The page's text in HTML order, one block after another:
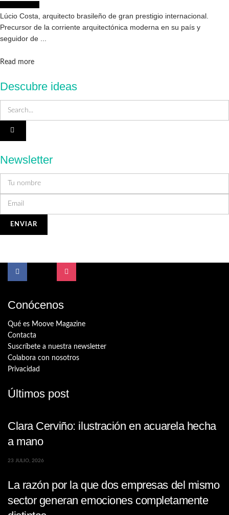
Lúcio Costa, arquitecto brasileño de gran prestigio internacional.
Precursor de la corriente arquitectónica moderna en su país y
seguidor de ...
Read moreDetails
Descubre ideas
Newsletter
Conócenos
Qué es Moove Magazine
Contacta
Suscríbete a nuestra newsletter
Colabora con nosotros
Privacidad
Últimos post
Clara Cerviño: ilustración en acuarela hecha
a mano
23 JULIO, 2026
La razón por la que dos empresas del mismo
sector generan emociones completamente